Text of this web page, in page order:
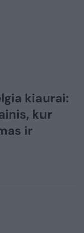
kiaurai:
kur
ir